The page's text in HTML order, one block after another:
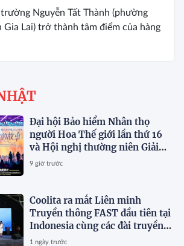
Nguyễn Tất Thành (phường
Lai) trở thành tâm điểm của hàng
Đại hội Bảo hiểm Nhân thọ
người Hoa Thế giới lần thứ 16
và Hội nghị thường niên Giải
thưởng Rồng Quốc tế (IDA)
9 giờ trước
Coolita ra mắt Liên minh
Truyền thông FAST đầu tiên tại
Indonesia cùng các đài truyền
hình hàng đầu
1 ngày trước